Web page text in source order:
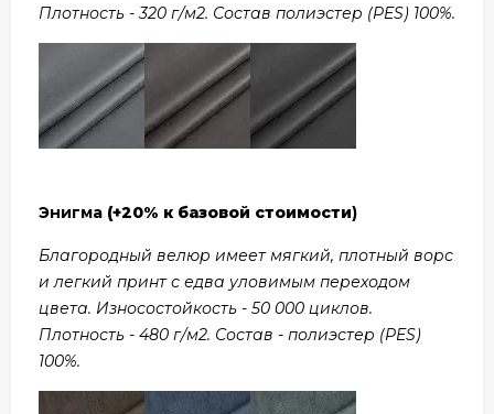
Плотность - 320 г/м2. Состав полиэстер (PES) 100%.
Энигма (+20% к базовой стоимости)
Благородный велюр имеет мягкий, плотный ворс
и легкий принт с едва уловимым переходом
цвета. Износостойкость - 50 000 циклов.
Плотность - 480 г/м2. Состав - полиэстер (PES)
100%.